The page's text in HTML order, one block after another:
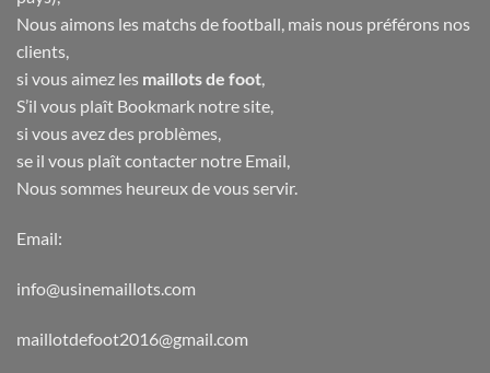
Nous aimons les matchs de football, mais nous préférons nos
clients,
si vous aimez les maillots de foot,
S’il vous plaît Bookmark notre site,
si vous avez des problèmes,
se il vous plaît contacter notre Email,
Nous sommes heureux de vous servir.
Email:
info@usinemaillots.com
maillotdefoot2016@gmail.com